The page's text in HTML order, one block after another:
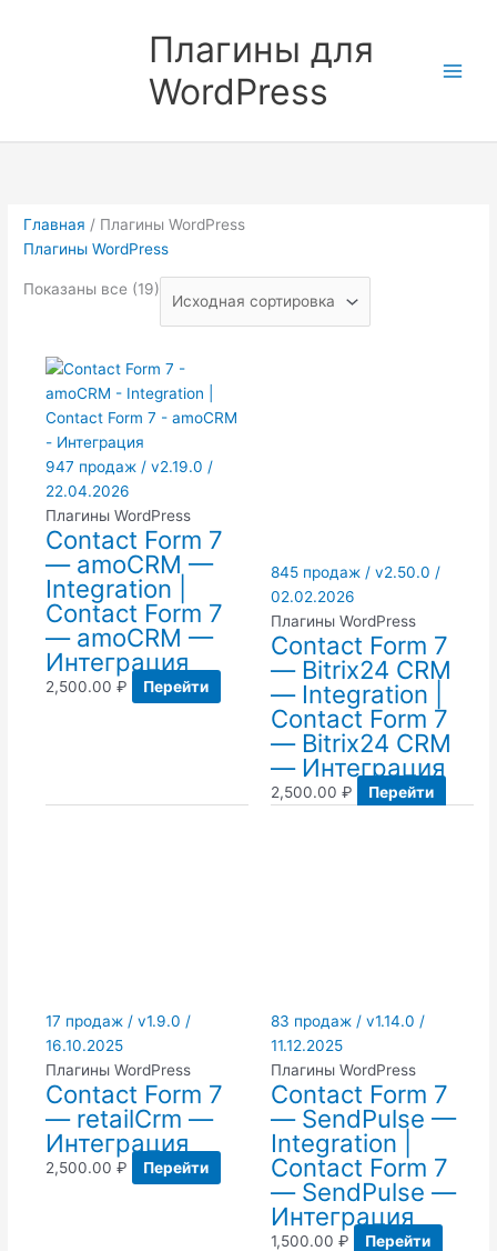
Плагины для
WordPress
Главная / Плагины WordPress
Плагины WordPress
Показаны все (19)
947 продаж / v2.19.0 /
22.04.2026
Плагины WordPress
Contact Form 7
— amoCRM —
Integration |
Contact Form 7
— amoCRM —
Интеграция
2,500.00₽ Перейти
845 продаж / v2.50.0 /
02.02.2026
Плагины WordPress
Contact Form 7
— Bitrix24 CRM
— Integration |
Contact Form 7
— Bitrix24 CRM
— Интеграция
2,500.00 ₽ Перейти
17 продаж / v1.9.0 /
16.10.2025
Плагины WordPress
Contact Form 7
— retailCrm —
Интеграция
2,500.00₽ Перейти
83 продаж / v1.14.0 /
11.12.2025
Плагины WordPress
Contact Form 7
— SendPulse —
Integration |
Contact Form 7
— SendPulse —
Интеграция
1,500.00 ₽ Перейти